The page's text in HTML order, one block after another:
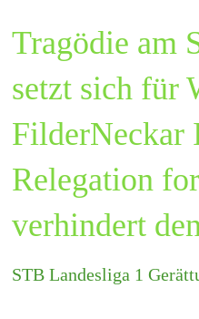
Tragödie am
setzt sich für
FilderNeckar
Relegation
verhindert
STB Landesliga 1